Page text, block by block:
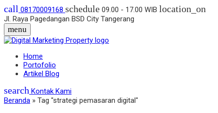
call 08170009168 schedule 09.00 - 17.00 WIB location_on
Jl. Raya Pagedangan BSD City Tangerang
menu
Home
Portofolio
Artikel Blog
search Kontak Kami
Beranda » Tag "strategi pemasaran digital"